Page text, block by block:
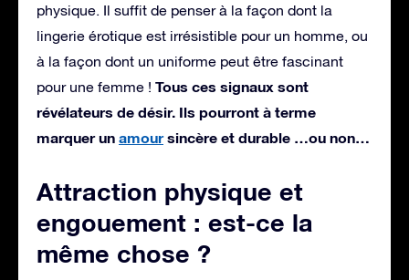
physique. Il suffit de penser à la façon dont la
lingerie érotique est irrésistible pour un homme, ou
à la façon dont un uniforme peut être fascinant
pour une femme ! Tous ces signaux sont
révélateurs de désir. Ils pourront à terme
marquer un amoursincère et durable …ou non…
Attraction physique et
engouement : est-ce la
même chose ?